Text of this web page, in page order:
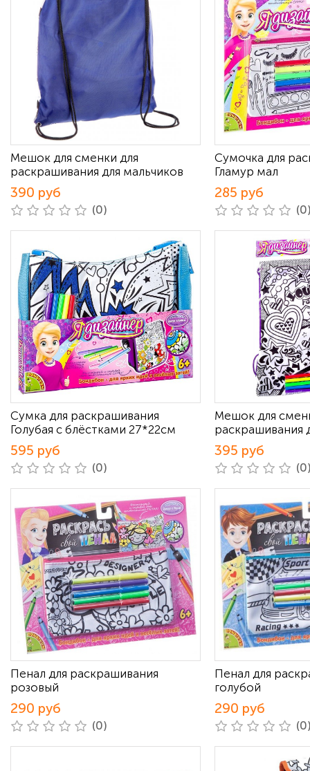
Мешок для сменки для
раскрашивания для мальчиков
390 руб
(0)
Сумочка для
Гламур мал
285 руб
Сумка для раскрашивания
Голубая с блёстками 27*22см
595 руб
(0)
Мешок для
раскрашивания
395 руб
Пенал для раскрашивания
розовый
290 руб
(0)
Пенал для
голубой
290 руб